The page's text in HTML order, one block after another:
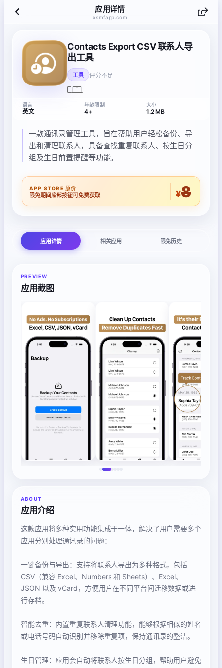
应用详情
xsmfapp.com
Contacts Export CSV 联系人导
出工具
工具 评分不足
语言
英文
年龄限制
4+
大小
1.2 MB
一款通讯录管理工具，旨在帮助用户轻松备份、导
出和清理联系人，具备查找重复联系人、按生日分
组及生日前置提醒等功能。
APP STORE 原价
限免期间底部按钮可免费获取 ¥8
应用详情 相关应用 限免历史
PREVIEW
应用截图
ABOUT
应用介绍
这款应用将多种实用功能集成于一体，解决了用户需要多个
应用分别处理通讯录的问题：
一键备份与导出：支持将联系人导出为多种格式，包括
CSV（兼容 Excel、Numbers 和 Sheets）、Excel、
JSON 以及 vCard，方便用户在不同平台间迁移数据或进
行存档。
智能去重：内置重复联系人清理功能，能够根据相似的姓名
或电话号码自动识别并移除重复项，保持通讯录的整洁。
生日管理：应用会自动将联系人按生日分组，帮助用户避免